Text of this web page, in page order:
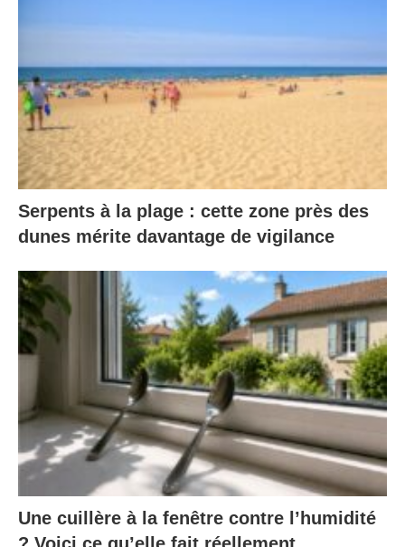
Serpents à la plage : cette zone près des
dunes mérite davantage de vigilance
Une cuillère à la fenêtre contre l’humidité